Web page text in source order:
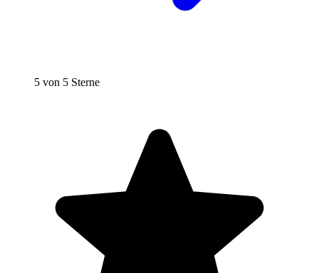
5 von 5 Sterne